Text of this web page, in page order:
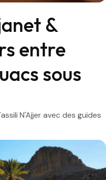
&
entre
sous
N'Ajjer avec des guides